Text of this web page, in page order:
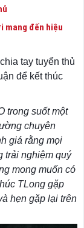
mang đến hiệu
tay tuyển thủ
để kết thúc
trong suốt một
chuyên
giá rằng mọi
trải nghiệm quý
mong muốn có
TLong gặp
hẹn gặp lại trên